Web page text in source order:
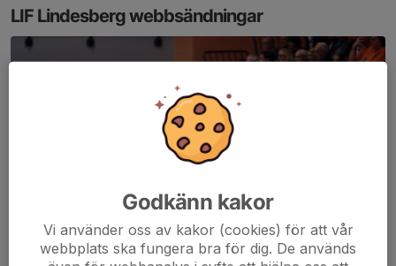
LIF Lindesberg webbsändningar
Godkänn kakor
Vi använder oss av kakor (cookies) för att vår
webbplats ska fungera bra för dig. De används